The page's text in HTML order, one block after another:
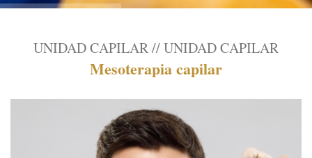
UNIDAD CAPILAR // UNIDAD CAPILAR
Mesoterapia capilar